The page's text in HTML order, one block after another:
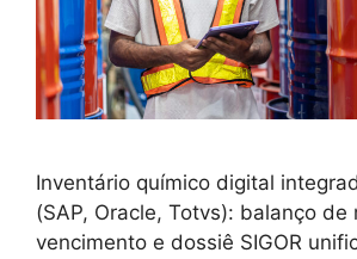
Inventário químico digital
(SAP, Oracle, Totvs): balanço de
vencimento e dossiê SIGOR